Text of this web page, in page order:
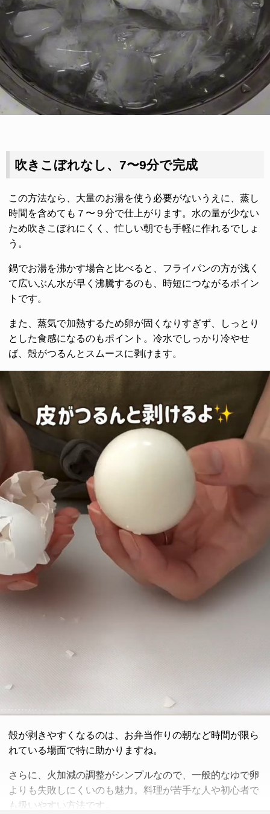
吹きこぼれなし、7〜9分で完成
この方法なら、大量のお湯を使う必要がないうえに、蒸し
時間を含めても７〜９分で仕上がります。水の量が少ない
ため吹きこぼれにくく、忙しい朝でも手軽に作れるでしょ
う。
鍋でお湯を沸かす場合と比べると、フライパンの方が浅く
て広いぶん水が早く沸騰するのも、時短につながるポイン
トです。
また、蒸気で加熱するため卵が固くなりすぎず、しっとり
とした食感になるのもポイント。冷水でしっかり冷やせ
ば、殻がつるんとスムースに剥けます。
殻が剥きやすくなるのは、お弁当作りの朝など時間が限ら
れている場面で特に助かりますね。
さらに、火加減の調整がシンプルなので、一般的なゆで卵
よりも失敗しにくいのも魅力。料理が苦手な人や初心者で
も扱いやすい方法です。